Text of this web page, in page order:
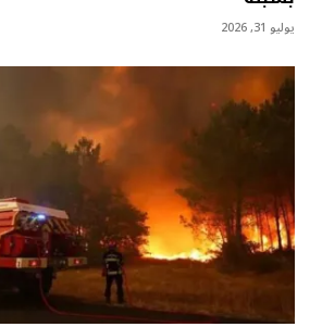
يوليو 31, 2026